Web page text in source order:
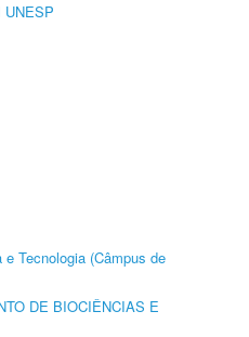
UNESP
Tecnologia (Câmpus de
DE BIOCIÊNCIAS E